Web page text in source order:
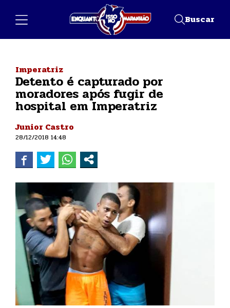
Buscar
Imperatriz
Detento é capturado por
moradores após fugir de
hospital em Imperatriz
Junior Castro
28/12/2018 14:48